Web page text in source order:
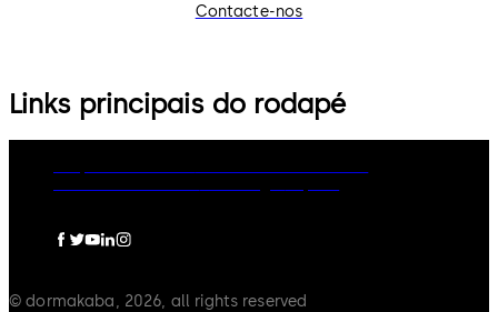
Contacte-nos
Links principais do rodapé
© dormakaba, 2026, all rights reserved